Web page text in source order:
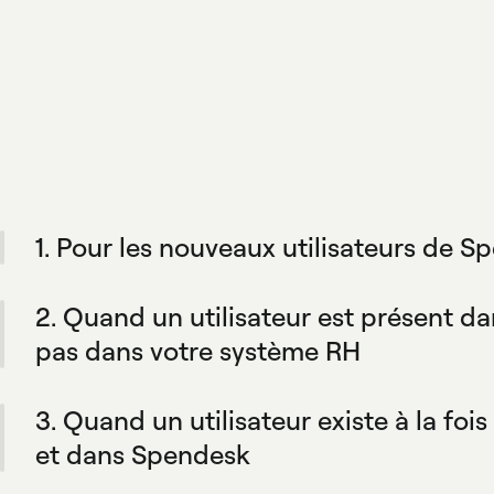
1. Pour les nouveaux utilisateurs de
pour vos équipes et fait correspondre leurs règles
dépense.
2. Quand un utilisateur est présent
pas dans votre système RH
votre outil de rester la seule source de vérité. Vous
ajouter manuellement.
3. Quand un utilisateur existe à la
et dans Spendesk